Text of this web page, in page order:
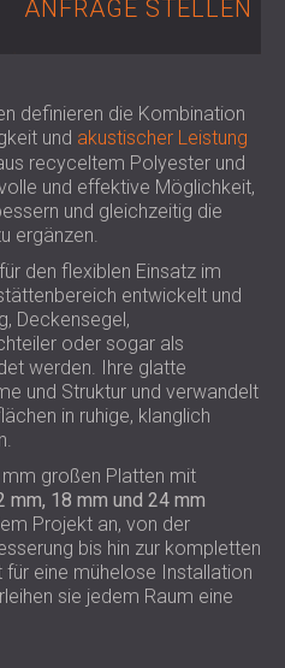
AKUSTIK FÜR
FÜR
AKUSTIK FÜR
AKUSTIK FÜR
FÜR DEN
UND
FÜR
(ZA)
ANFRAGE STELLEN
definieren die Kombination
und akustischer Leistung
recyceltem Polyester und
und effektive Möglichkeit,
und gleichzeitig die
ergänzen.
den flexiblen Einsatz im
entwickelt und
Deckensegel,
oder sogar als
werden. Ihre glatte
und Struktur und verwandelt
in ruhige, klanglich
mm großen Platten mit
mm, 18 mm und 24 mm
Projekt an, von der
bis hin zur kompletten
eine mühelose Installation
sie jedem Raum eine